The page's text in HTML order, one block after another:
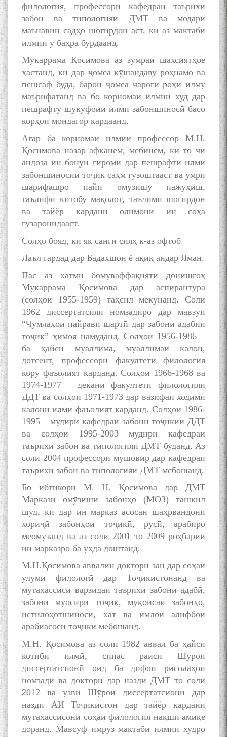
филология, профессори кафедраи таърихи
забон ва типологияи ДМТ ва модари
маънавии садҳо шогирдон аст, ки аз мактаби
илмии ӯ баҳра бурдаанд.
Мукаррама Қосимова аз зумраи шахсиятҳое
ҳастанд, ки дар ҷомеа кӯшандаву роҳнамо ва
пешсаф буда, барои ҷомеа чароғи роҳи илму
маърифатанд ва бо корномаи илмии худ дар
пешрафту шукуфоии илми забоншиносӣ басо
корҳои мондагор кардаанд.
Агар ба корномаи илмии профессор М.Н.
Қосимова назар афканем, мебинем, ки то чӣ
андоза ин бонуи гиромӣ дар пешрафти илми
забоншиносии тоҷик саҳм гузоштааст ва умри
шарифашро пайи омӯзишу пажӯҳиш,
таълифи китобу мақолот, таълими шогирдон
ва тайёр кардани олимони ин соҳа
гузаронидааст.
Солҳо бояд, ки як санги сияҳ к-аз офтоб
Лаъл гардад дар Бадахшон ё ақиқ андар Яман.
Пас аз хатми бомуваффақияти донишгоҳ
Мукаррама Қосимова дар аспирантура
(солҳои 1955-1959) таҳсил мекунанд. Соли
1962 диссертатсияи номзадиро дар мавзӯи
“Ҷумлаҳои пайрави шартӣ дар забони адабии
тоҷик” ҳимоя намуданд. Солҳои 1956-1986 –
ба ҳайси муаллима, муаллимаи калон,
дотсент, профессори факултети филология
кору фаъолият карданд. Солҳои 1966-1968 ва
1974-1977 ˗ декани факултети филологияи
ДДТ ва солҳои 1971-1973 дар вазифаи ходими
калони илмӣ фаъолият карданд. Солҳои 1986-
1995 – мудири кафедраи забони тоҷикии ДДТ
ва солҳои 1995-2003 мудири кафедраи
таърихи забон ва типологияи ДМТ буданд. Аз
соли 2004 профессори мушовир дар кафедраи
таърихи забон ва типологияи ДМТ мебошанд.
Бо ибтикори М. Н. Қосимова дар ДМТ
Маркази омӯзиши забонҳо (МОЗ) ташкил
шуд, ки дар ин марказ асосан шаҳрвандони
хориҷӣ забонҳои тоҷикӣ, русӣ, арабиро
меомӯзанд ва аз соли 2001 то 2009 роҳбарии
ин марказро ба уҳда доштанд.
М.Н.Қосимова аввалин доктори зан дар соҳаи
улуми филологӣ дар Тоҷикистонанд ва
мутахассиси варзидаи таърихи забони адабӣ,
забони муосири тоҷик, муқоисаи забонҳо,
истилоҳотшиносӣ, хат ва имлои алифбои
арабиасоси тоҷикӣ мебошанд.
М.Н. Қосимова аз соли 1982 аввал ба ҳайси
котиби илмӣ, сипас раиси Шӯрои
диссертатсионӣ оид ба дифои рисолаҳои
номзадӣ ва докторӣ дар назди ДМТ то соли
2012 ва узви Шӯрои диссертатсионӣ дар
назди АИ Тоҷикистон дар тайёр кардани
мутахассисони соҳаи филология нақши амиқе
доранд. Мавсуф имрӯз мактаби илмии худро